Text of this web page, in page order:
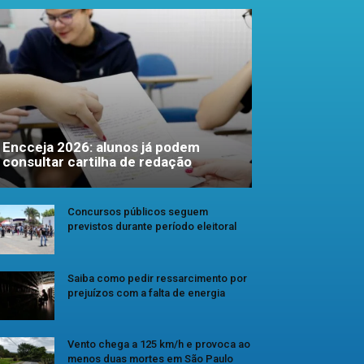
Encceja 2026: alunos já podem
consultar cartilha de redação
Concursos públicos seguem
previstos durante período eleitoral
Saiba como pedir ressarcimento por
prejuízos com a falta de energia
Vento chega a 125 km/h e provoca ao
menos duas mortes em São Paulo